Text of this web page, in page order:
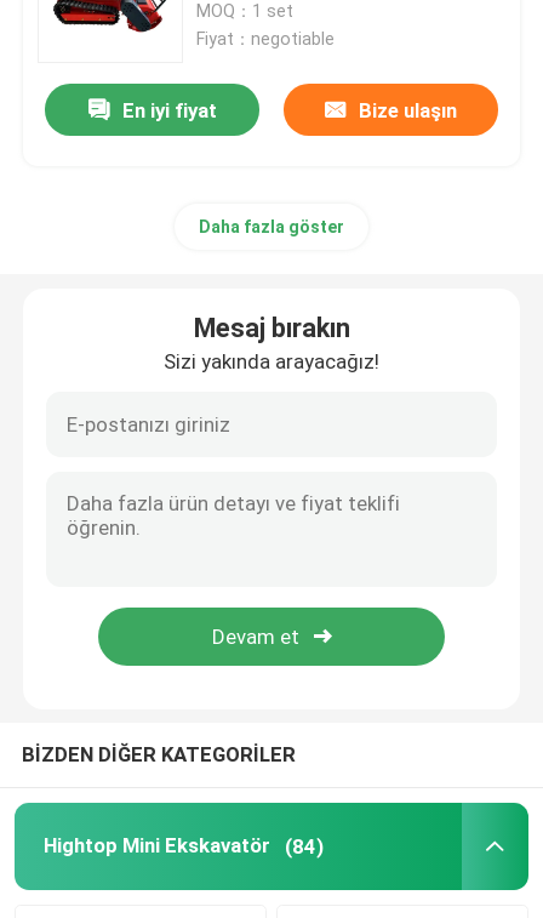
Ana sayfa
Ürünler
MOQ：1 set
Fiyat：negotiable
En iyi fiyat Bize ulaşın
Daha fazla göster
Mesaj bırakın
Sizi yakında arayacağız!
BİZDEN DİĞER KATEGORİLER
Hightop Mini Ekskavatör (84)